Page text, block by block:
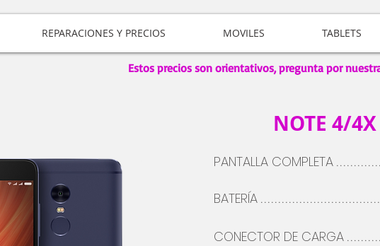
REPARACIONES Y PRECIOS MOVILES TABLETS
NOTE 4/4X
PANTALLA COMPLETA
BATERÍA
CONECTOR DE CARGA
Estos precios son orientativos, pregunta por